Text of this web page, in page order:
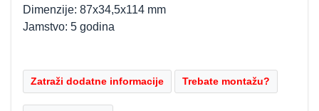
Dimenzije: 87x34,5x114 mm
Jamstvo: 5 godina